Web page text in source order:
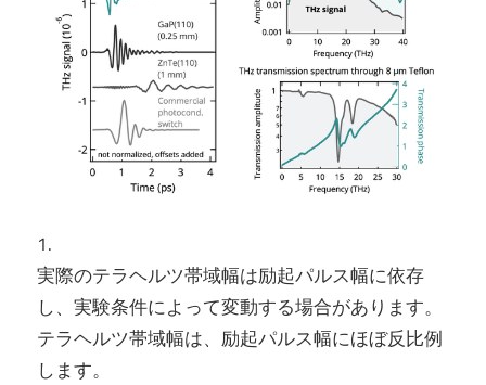
1.
実際のテラヘルツ帯域幅は励起パルス幅に依存
し、実験条件によって変動する場合があります。
テラヘルツ帯域幅は、励起パルス幅にほぼ反比例
します。